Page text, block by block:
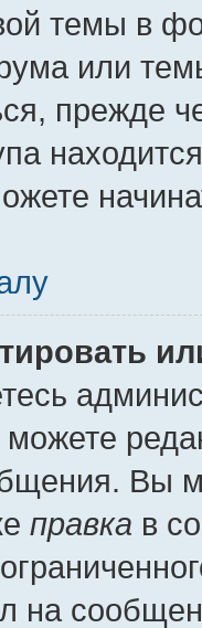
темы в
или
прежде
Вы
правка в
на